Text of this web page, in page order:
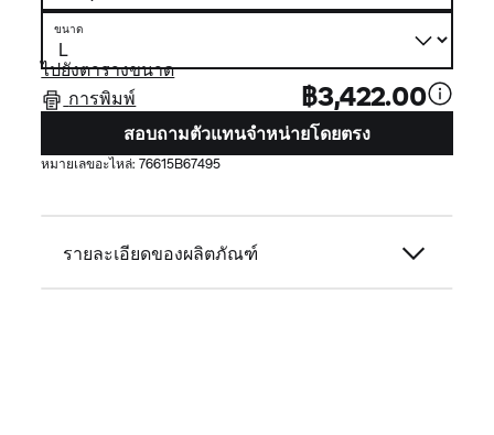
ขนาด
ไปยังตารางขนาด
การพิมพ์
฿3,422.00
สอบถามตัวแทนจำหน่ายโดยตรง
หมายเลขอะไหล่:76615B67495
รายละเอียดของผลิตภัณฑ์